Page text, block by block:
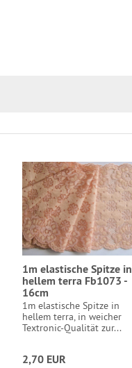
1m elastische Spitze in
hellem terra Fb1073 -
16cm
1m elastische Spitze in
hellem terra, in weicher
Textronic-Qualität zur...
2,70 EUR